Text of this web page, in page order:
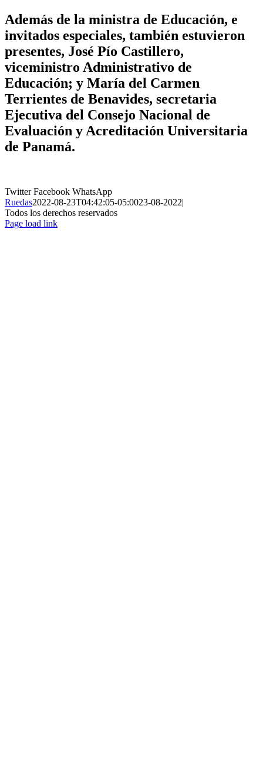
Además de la ministra de Educación, e
invitados especiales, también estuvieron
presentes, José Pío Castillero,
viceministro Administrativo de
Educación; y María del Carmen
Terrientes de Benavides, secretaria
Ejecutiva del Consejo Nacional de
Evaluación y Acreditación Universitaria
de Panamá.
TwitterFacebook WhatsApp
Ruedas2022-08-23T04:42:05-05:0023-08-2022|
Todos los derechos reservados
Page load link